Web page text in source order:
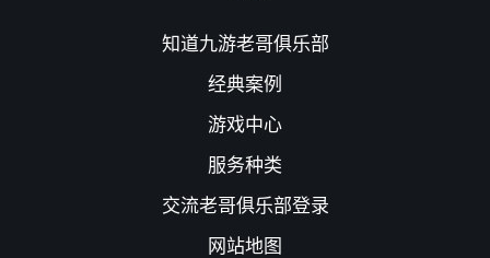
知道九游老哥俱乐部
经典案例
游戏中心
服务种类
交流老哥俱乐部登录
网站地图